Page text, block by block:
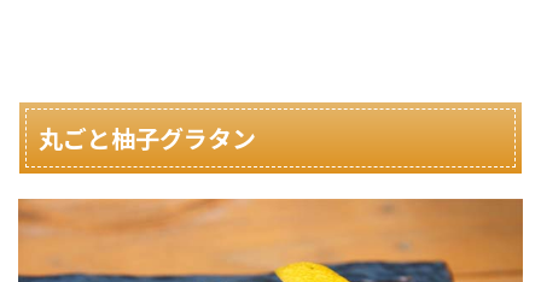
丸ごと柚子グラタン